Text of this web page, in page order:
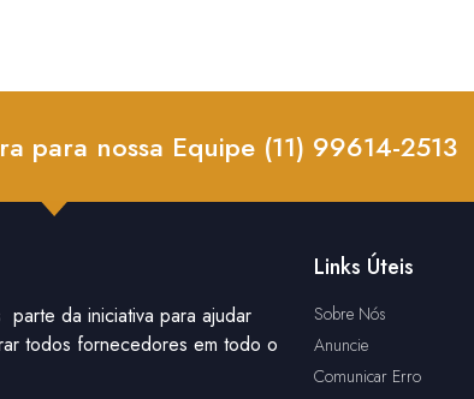
para nossa Equipe (11) 99614-2513
da iniciativa para ajudar
todos fornecedores em todo o
Links Úteis
Sobre Nós
Anuncie
Comunicar Erro